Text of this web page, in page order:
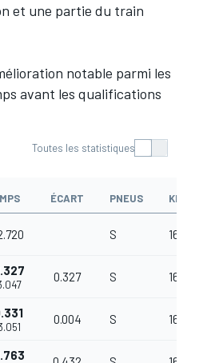
et une partie du train
notable parmi les
avant les qualifications
Toutes les statistiques
ÉCART PNEUS KM/H
S 165.198
0.327 S 164.458
0.004 S 164.449